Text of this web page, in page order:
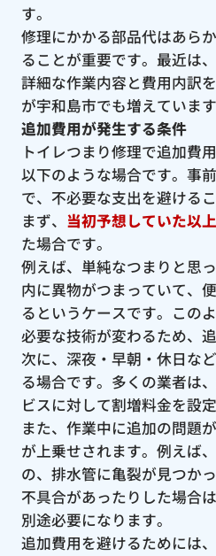
す。
修理にかかる部品代はあら
ることが重要です。最近は
詳細な作業内容と費用内訳
が宇和島市でも増えています
追加費用が発生する条件
トイレつまり修理で追加費
以下のような場合です。事
で、不必要な支出を避ける
まず、 当初予想していた以
た場合です。
例えば、単純なつまりと思
内に異物がつまっていて、
るというケースです。この
必要な技術が変わるため、
次に、深夜・早朝・休日な
る場合です。多くの業者は
ビスに対して割増料金を設
また、作業中に追加の問題
が上乗せされます。例えば
の、排水管に亀裂が見つか
不具合があったりした場合
別途必要になります。
追加費用を避けるためには